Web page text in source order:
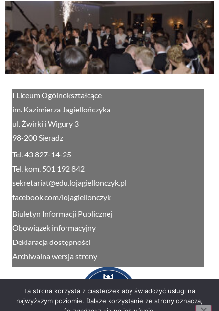
I Liceum Ogólnokształcące
im. Kazimierza Jagiellończyka
ul. Żwirki i Wigury 3
98-200 Sieradz
Tel. 43 827-14-25
Tel. kom. 501 192 842
sekretariat@edu.lojagiellonczyk.pl
facebook.com/lojagiellonczyk
Biuletyn Informacji Publicznej
Obowiązek informacyjny
Deklaracja dostępności
Archiwalna wersja strony
Ta strona korzysta z ciasteczek aby świadczyć usługi na
najwyższym poziomie. Dalsze korzystanie ze strony oznacza,